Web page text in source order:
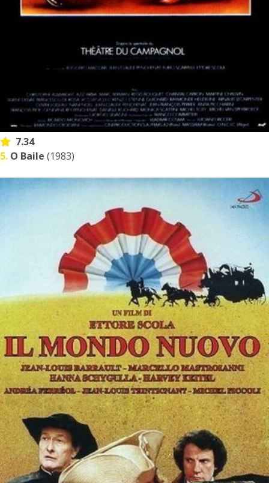
7.34
5. O Baile (1983)